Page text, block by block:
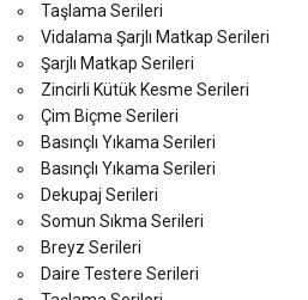
Taşlama Serileri
Vidalama Şarjlı Matkap Serileri
Şarjlı Matkap Serileri
Zincirli Kütük Kesme Serileri
Çim Biçme Serileri
Basınçlı Yıkama Serileri
Basınçlı Yıkama Serileri
Dekupaj Serileri
Somun Sıkma Serileri
Breyz Serileri
Daire Testere Serileri